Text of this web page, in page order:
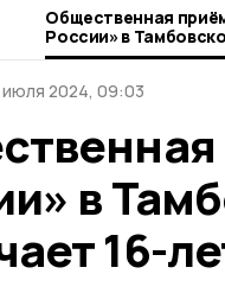
Общественная
России» в
отмечает 16-летие
июля 2024, 09:03
в
16-